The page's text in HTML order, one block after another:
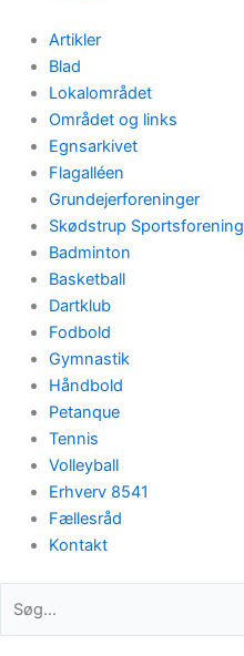
Artikler
Blad
Lokalområdet
Området og links
Egnsarkivet
Flagalléen
Grundejerforeninger
Skødstrup Sportsforening
Badminton
Basketball
Dartklub
Fodbold
Gymnastik
Håndbold
Petanque
Tennis
Volleyball
Erhverv 8541
Fællesråd
Kontakt